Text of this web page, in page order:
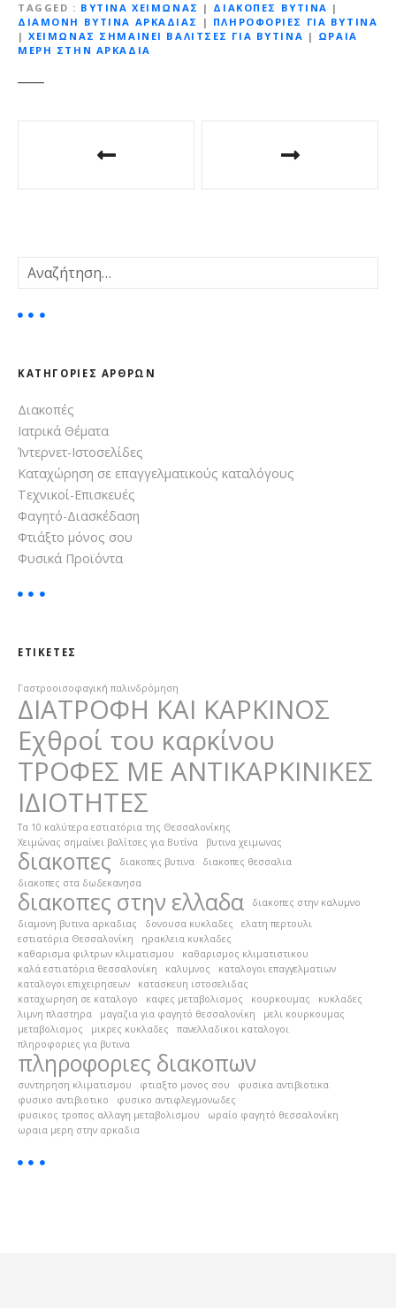
TAGGED
ΒΥΤΙΝΑ ΧΕΙΜΩΝΑΣ | ΔΙΑΚΟΠΕΣ ΒΥΤΙΝΑ |
ΔΙΑΜΟΝΗ ΒΥΤΙΝΑ ΑΡΚΑΔΙΑΣ
| ΠΛΗΡΟΦΟΡΙΕΣ ΓΙΑ ΒΥΤΙΝΑ
|ΧΕΙΜΏΝΑΣ ΣΗΜΑΊΝΕΙ ΒΑΛΊΤΣΕΣ ΓΙΑ ΒΥΤΊΝΑ | ΩΡΑΙΑ
ΜΕΡΗ ΣΤΗΝ ΑΡΚΑΔΙΑ
γ
η
η
ά
ρ
θ
ρ
ω
ν
ζ
η
η
γ
ι
α
:
ΚΑΤΗΓΟΡΊΕΣ ΆΡΘΡΩΝ
Διακοπές
Ιατρικά Θέματα
Ίντερνετ-Ιστοσελίδες
Καταχώρηση σε επαγγελματικούς καταλόγους
Τεχνικοί-Επισκευές
Φαγητό-Διασκέδαση
Φτιάξτο μόνος σου
Φυσικά Προϊόντα
ΕΤΙΚΈΤΕΣ
Γαστροοισοφαγική παλινδρόμηση
ΔΙΑΤΡΟΦΗ ΚΑΙ ΚΑΡΚΙΝΟΣ
Εχθροί του καρκίνου
ΤΡΟΦΕΣ ΜΕ ΑΝΤΙΚΑΡΚΙΝΙΚΕΣ
ΙΔΙΟΤΗΤΕΣ
Τα 10 καλύτερα εστιατόρια της Θεσσαλονίκης
Χειμώνας σημαίνει βαλίτσες για Βυτίνα
βυτινα χειμωνας
διακοπες διακοπες βυτινα
διακοπες θεσσαλια
διακοπες στα δωδεκανησα
διακοπες στην ελλαδα
διακοπες στην καλυμνο
διαμονη βυτινα αρκαδιας
δονουσα κυκλαδες
ελατη περτουλι
εστιατόρια Θεσσαλονίκη
ηρακλεια κυκλαδες
καθαρισμα φιλτρων κλιματισμου
καθαρισμος κλιματιστικου
καλά εστιατόρια θεσσαλονίκη
καλυμνος
καταλογοι επαγγελματιων
καταλογοι επιχειρησεων
κατασκευη ιστοσελιδας
καταχωρηση σε καταλογο
καφες μεταβολισμος κουρκουμας
κυκλαδες
λιμνη πλαστηρα
μαγαζια για φαγητό θεσσαλονίκη
μελι κουρκουμας
μεταβολισμος
μικρες κυκλαδες
πανελλαδικοι καταλογοι
πληροφοριες για βυτινα
πληροφοριες διακοπων
συντηρηση κλιματισμου φτιαξτο μονος σου
φυσικα αντιβιοτικα
φυσικο αντιβιοτικο
φυσικο αντιφλεγμονωδες
φυσικος τροπος αλλαγη μεταβολισμου
ωραίο φαγητό θεσσαλονίκη
ωραια μερη στην αρκαδια